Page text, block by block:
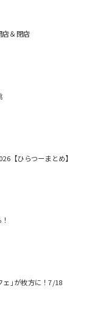
店＆閉店
【ひらつーまとめ】
ェ｣が枚方に！7/18